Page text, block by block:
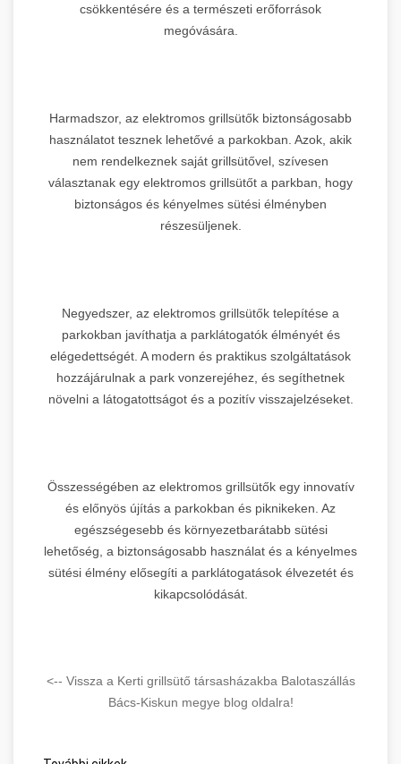
csökkentésére és a természeti erőforrások
megóvására.
Harmadszor, az elektromos grillsütők biztonságosabb
használatot tesznek lehetővé a parkokban. Azok, akik
nem rendelkeznek saját grillsütővel, szívesen
választanak egy elektromos grillsütőt a parkban, hogy
biztonságos és kényelmes sütési élményben
részesüljenek.
Negyedszer, az elektromos grillsütők telepítése a
parkokban javíthatja a parklátogatók élményét és
elégedettségét. A modern és praktikus szolgáltatások
hozzájárulnak a park vonzerejéhez, és segíthetnek
növelni a látogatottságot és a pozitív visszajelzéseket.
Összességében az elektromos grillsütők egy innovatív
és előnyös újítás a parkokban és piknikeken. Az
egészségesebb és környezetbarátabb sütési
lehetőség, a biztonságosabb használat és a kényelmes
sütési élmény elősegíti a parklátogatások élvezetét és
kikapcsolódását.
<-- Vissza a Kerti grillsütő társasházakba Balotaszállás
Bács-Kiskun megye blog oldalra!